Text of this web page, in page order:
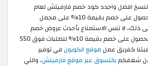
لنسخ افضل واجدد كود خصم فارفيتش لعام
للحصول على خصم بقيمة 10% على مجمل
ذلك، لا تنس الاستمتاع بأحدث عروض خصم
فارفيتش الامارات للحصول على خصم بقيمة 10% للطلبات فوق 550
كفريق عمل موقع الكوبونفي توفير
من شغفكم بالتسوق عبر موقع فارفيتش، والتي